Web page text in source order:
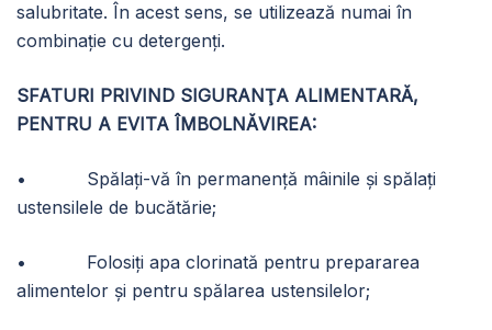
salubritate. În acest sens, se utilizează numai în
combinație cu detergenți.
SFATURI PRIVIND SIGURANŢA ALIMENTARĂ,
PENTRU A EVITA ÎMBOLNĂVIREA:
• Spălați-vă în permanenţă mâinile și spălați
ustensilele de bucătărie;
• Folosiţi apa clorinată pentru prepararea
alimentelor și pentru spălarea ustensilelor;